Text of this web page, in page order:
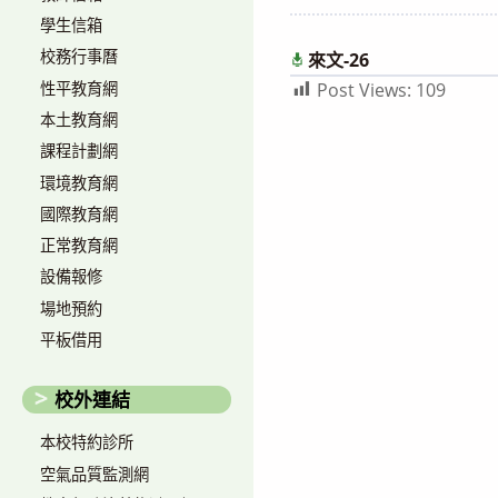
來文-26
Post Views: 109
學生信箱
校務行事曆
性平教育網
本土教育網
課程計劃網
環境教育網
國際教育網
正常教育網
設備報修
場地預約
平板借用
校外連結
本校特約診所
空氣品質監測網